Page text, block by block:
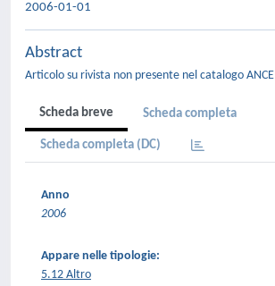
2006-01-01
Abstract
Articolo su rivista non presente nel catalogo ANCE
Scheda breve Scheda completa
Scheda completa (DC)
Anno
2006
Appare nelle tipologie:
5.12 Altro